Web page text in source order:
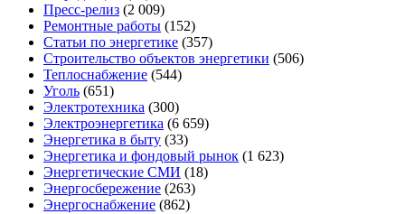
Пресс-релиз (2 009)
Ремонтные работы (152)
Статьи по энергетике (357)
Строительство объектов энергетики (506)
Теплоснабжение (544)
Уголь (651)
Электротехника (300)
Электроэнергетика (6 659)
Энергетика в быту (33)
Энергетика и фондовый рынок (1 623)
Энергетические СМИ (18)
Энергосбережение (263)
Энергоснабжение (862)